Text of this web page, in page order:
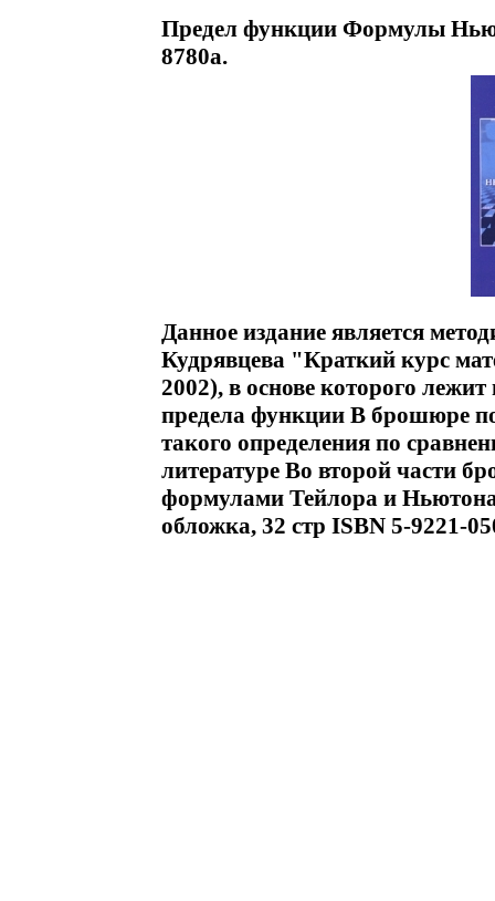
Предел функции Формулы
8780a.
Данное издание является
Кудрявцева "Краткий курс
2002), в основе которого
предела функции В брошюре
такого определения по
литературе Во второй части
формулами Тейлора и
обложка, 32 стр ISBN 5-9221-